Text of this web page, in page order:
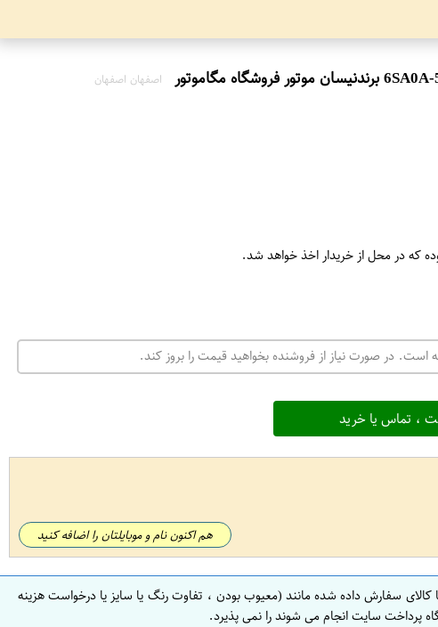
اصفهان اصفهان
که در محل از خریدار اخذ خواهد شد.
است. در صورت نیاز از فروشنده بخواهید قیمت را بروز کند.
، تماس یا خرید
هم اکنون نام و موبایلتان را اضافه کنید
سفارش داده شده مانند (معیوب بودن ، تفاوت رنگ یا سایز یا درخواست هزینه
پرداخت سایت انجام می شوند را نمی پذیرد.